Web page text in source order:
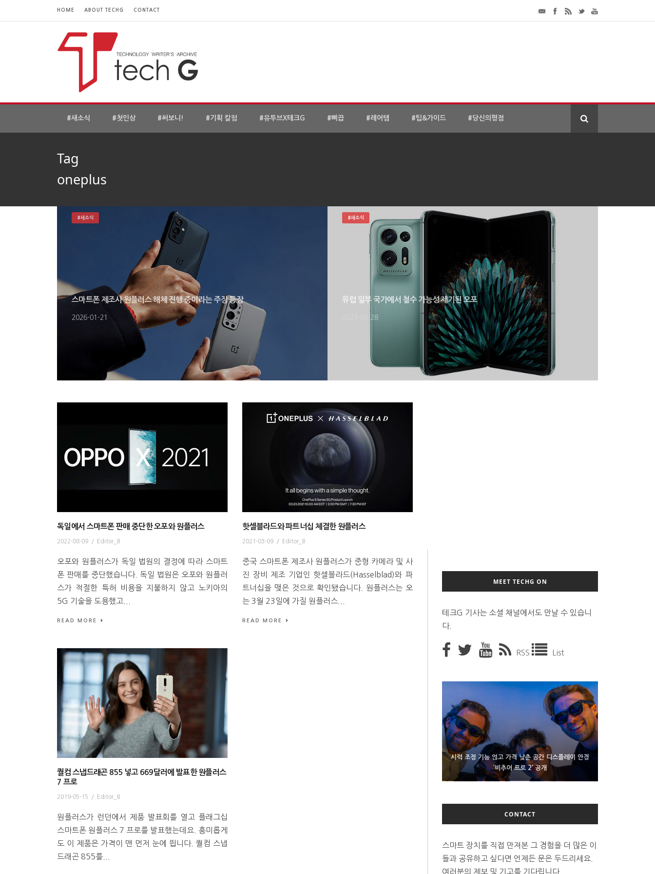
HOME ABOUT TECHG CONTACT
#새소식 #첫인상 #써보니! #기획 칼럼 #유투브X테크G #삐끕 #레어템 #팁&가이드 #당신의평점
Tag
oneplus
스마트폰 제조사 원플러스 해체 진행 중이라는 주장 등장
2026-01-21
#새소식
유럽 일부 국가에서 철수 가능성 제기된 오포
2023-03-28
#새소식
독일에서 스마트폰 판매 중단한 오포와 원플러스
2022-08-09 / Editor_B
오포와 원플러스가 독일 법원의 결정에 따라 스마트
폰 판매를 중단했습니다. 독일 법원은 오포와 원플러
스가 적절한 특허 비용을 지불하지 않고 노키아의
5G 기술을 도용했고...
READ MORE
핫셀블라드와 파트너십 체결한 원플러스
2021-03-09 / Editor_B
중국 스마트폰 제조사 원플러스가 중형 카메라 및 사
진 장비 제조 기업인 핫셀블라드(Hasselblad)와 파
트너십을 맺은 것으로 확인됐습니다. 원플러스는 오
는 3월 23일에 가질 원플러스...
READ MORE
퀄컴 스냅드래곤 855 넣고 669달러에 발표한 원플러스
7 프로
2019-05-15 / Editor_B
원플러스가 런던에서 제품 발표회를 열고 플래그십
스마트폰 원플러스 7 프로를 발표했는데요. 흥미롭게
도 이 제품은 가격이 맨 먼저 눈에 띕니다. 퀄컴 스냅
드래곤 855를...
MEET TECHG ON
테크G 기사는 소셜 채널에서도 만날 수 있습니
다.
RSS List
시력 조정 기능 얹고 가격 낮춘 공간 디스플레이 안경
‘비추어 프로 2’ 공개
D램 부족에 10억달러어치 아이폰18 프로세서 패키징
대기 중
300~400달러 반지형 스피커 준비하는 오픈AI
CONTACT
스마트 장치를 직접 만져본 그 경험을 더 많은 이
들과 공유하고 싶다면 언제든 문은 두드리세요.
여러분의 제보 및 기고를 기다립니다.